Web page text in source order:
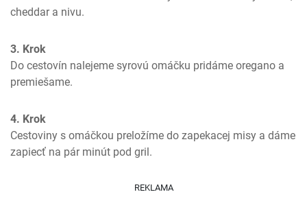
cheddar a nivu.
3. Krok
Do cestovín nalejeme syrovú omáčku pridáme oregano a
premiešame.
4. Krok
Cestoviny s omáčkou preložíme do zapekacej misy a dáme
zapiecť na pár minút pod gril.
REKLAMA